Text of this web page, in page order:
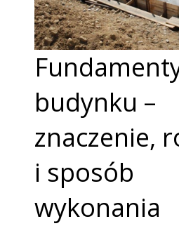
budynku –
znaczenie,
i sposób
wykonania